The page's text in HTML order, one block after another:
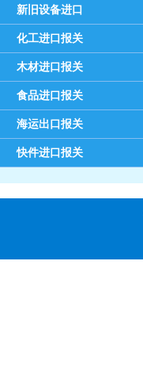
新旧设备进口
化工进口报关
木材进口报关
食品进口报关
海运出口报关
快件进口报关